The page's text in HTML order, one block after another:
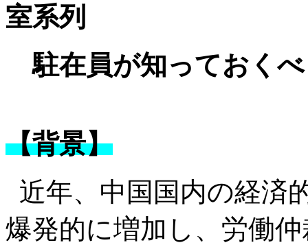
室系列
駐在員が知っておく
【背景】
近年、中国国内の経済
爆発的に増加し、労働